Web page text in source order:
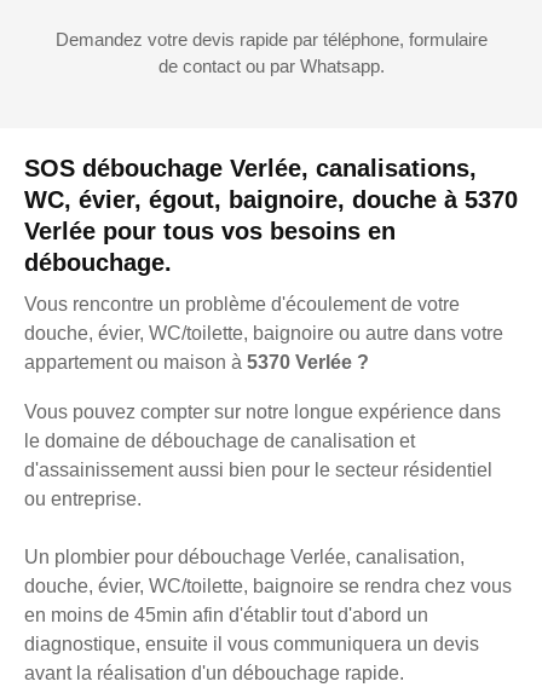
SOS débouchage Verlée, canalisations,
WC, évier, égout, baignoire, douche à 5370
Verlée pour tous vos besoins en
débouchage.
Vous rencontre un problème d'écoulement de votre
douche, évier, WC/toilette, baignoire ou autre dans votre
appartement ou maison à 5370 Verlée ?
Vous pouvez compter sur notre longue expérience dans
le domaine de débouchage de canalisation et
d'assainissement aussi bien pour le secteur résidentiel
ou entreprise.
Un plombier pour débouchage Verlée, canalisation,
douche, évier, WC/toilette, baignoire se rendra chez vous
en moins de 45min afin d'établir tout d'abord un
diagnostique, ensuite il vous communiquera un devis
avant la réalisation d'un débouchage rapide.
Demandez votre devis rapide par téléphone, formulaire
de contact ou par Whatsapp.